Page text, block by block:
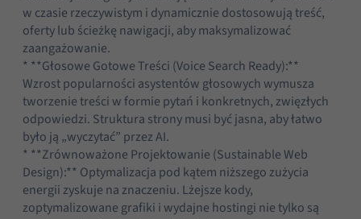
w czasie rzeczywistym i dynamicznie dostosowują treść,
oferty lub ścieżkę nawigacji, aby maksymalizować
zaangażowanie.
* **Głosowe Gotowe Treści (Voice Search Ready):**
Wzrost popularności asystentów głosowych wymusza
tworzenie treści w formie pytań i konkretnych, zwięzłych
odpowiedzi. Struktura strony musi być jasna, aby łatwo
było ją „wyczytać” przez AI.
* **Zrównoważone Projektowanie (Sustainable Web
Design):** Optymalizacja pod kątem niższego zużycia
energii zyskuje na znaczeniu. Lżejsze kody,
zoptymalizowane grafiki i wydajne hostingi nie tylko są